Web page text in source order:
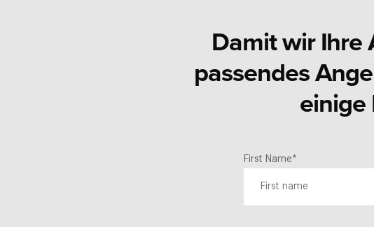
Damit wir Ihre
passendes
einige
First Name*